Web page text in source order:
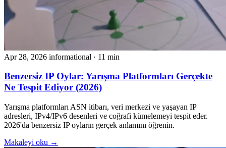
Apr 28, 2026 informational · 11 min
Benzersiz IP Oylar: Yarışma Platformları Gerçekte
Ne Tespit Ediyor (2026)
Yarışma platformları ASN itibarı, veri merkezi ve yaşayan IP
adresleri, IPv4/IPv6 desenleri ve coğrafi kümelemeyi tespit eder.
2026'da benzersiz IP oyların gerçek anlamını öğrenin.
Makaleyi oku →